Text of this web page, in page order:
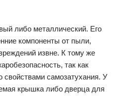
либо металлический. Его
компоненты от пыли,
извне. К тому же
так как
свойствами самозатухания. У
крышка либо дверца для